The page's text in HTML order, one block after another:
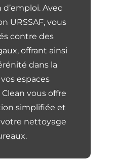
Avec
URSSAF, vous
contre des
offrant ainsi
dans la
espaces
vous offre
simplifiée et
nettoyage